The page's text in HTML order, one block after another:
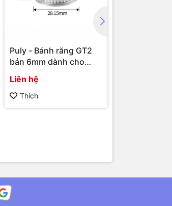
Puly - Bánh răng GT2
bản 6mm dành cho
máy in 3D, CNC
Liên hệ
Thích